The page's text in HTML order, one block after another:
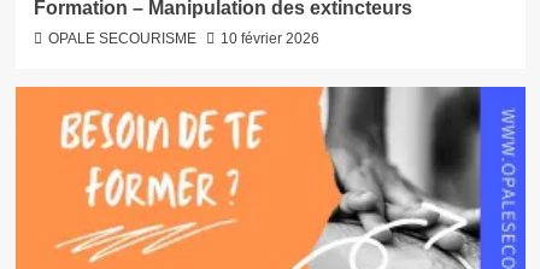
Formation – Manipulation des extincteurs
OPALE SECOURISME 10 février 2026